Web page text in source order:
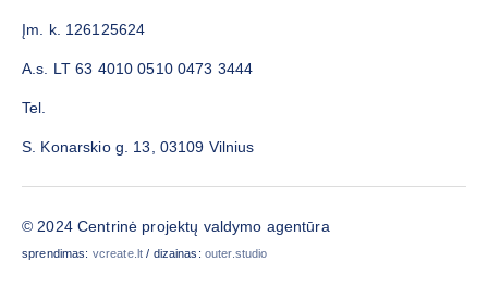
Įm. k. 126125624
A.s. LT 63 4010 0510 0473 3444
Tel.
S. Konarskio g. 13, 03109 Vilnius
© 2024 Centrinė projektų valdymo agentūra
sprendimas: vcreate.lt / dizainas: outer.studio